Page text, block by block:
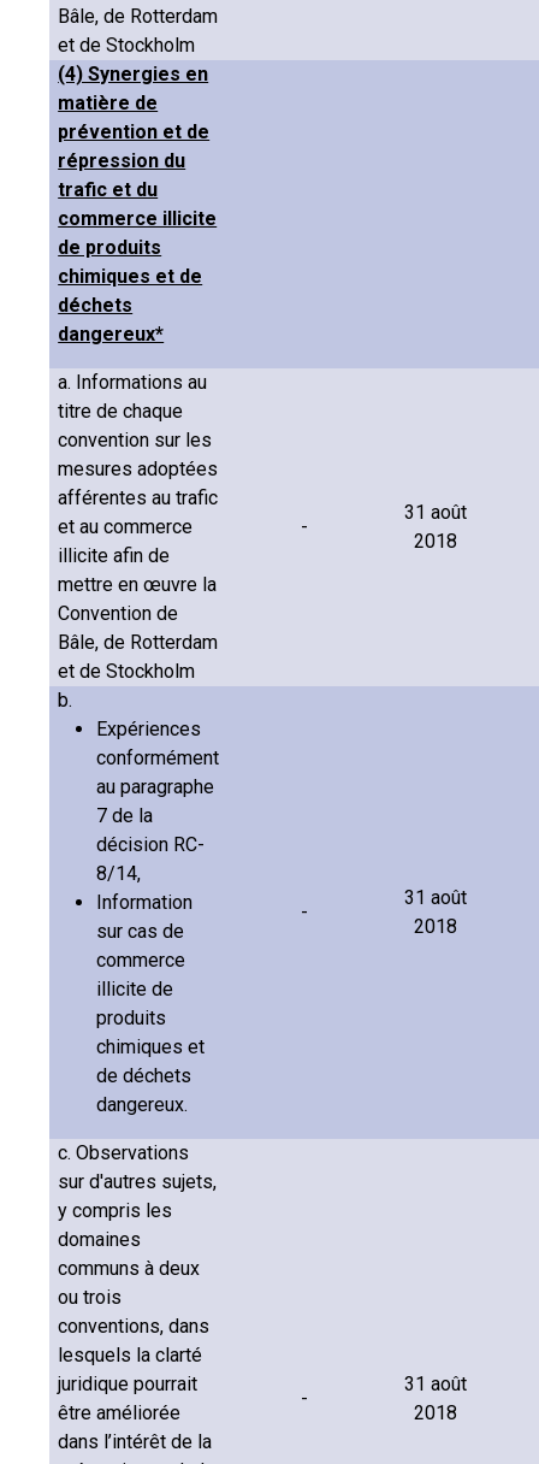
Bâle, de Rotterdam
et de Stockholm
(4) Synergies en
matière de
prévention et de
répression du
trafic et du
commerce illicite
de produits
chimiques et de
déchets
dangereux*
a. Informations au
titre de chaque
convention sur les
mesures adoptées
afférentes au trafic
et au commerce
illicite afin de
mettre en œuvre la
Convention de
Bâle, de Rotterdam
et de Stockholm
-
31 août
2018
b.
Expériences
conformément
au paragraphe
7 de la
décision RC-
8/14,
Information
sur cas de
commerce
illicite de
produits
chimiques et
de déchets
dangereux.
-
31 août
2018
c. Observations
sur d'autres sujets,
y compris les
domaines
communs à deux
ou trois
conventions, dans
lesquels la clarté
juridique pourrait
être améliorée
dans l’intérêt de la
-
31 août
2018